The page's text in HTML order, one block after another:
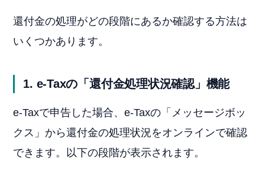
還付金の処理がどの段階にあるか確認する方法は
いくつかあります。
1. e-Taxの「還付金処理状況確認」機能
e-Taxで申告した場合、e-Taxの「メッセージボッ
クス」から還付金の処理状況をオンラインで確認
できます。以下の段階が表示されます。